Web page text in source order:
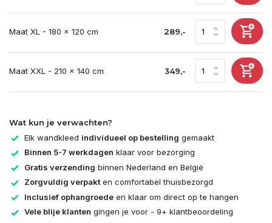
Maat XL - 180 x 120 cm 289,-
Maat XXL - 210 x 140 cm 349,-
Wat kun je verwachten?
Elk wandkleed individueel op bestelling gemaakt
Binnen 5-7 werkdagen klaar voor bezorging
Gratis verzending binnen Nederland en België
Zorgvuldig verpakten comfortabel thuisbezorgd
Inclusief ophangroede en klaar om direct op te hangen
Vele blije klanten gingen je voor - 9+ klantbeoordeling